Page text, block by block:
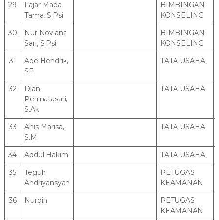
29
Fajar Mada
Tama, S.Psi
BIMBINGAN
KONSELING
30
Nur Noviana
Sari, S.Psi
BIMBINGAN
KONSELING
31
Ade Hendrik,
SE
TATA USAHA
32
Dian
Permatasari,
S.Ak
TATA USAHA
33
Anis Marisa,
S.M
TATA USAHA
34 Abdul Hakim TATA USAHA
35
Teguh
Andriyansyah
PETUGAS
KEAMANAN
36 Nurdin
PETUGAS
KEAMANAN